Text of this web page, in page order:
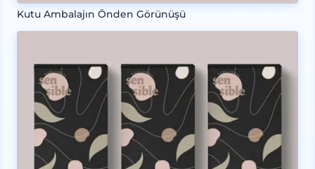
Kutu Ambalajın Önden Görünüşü